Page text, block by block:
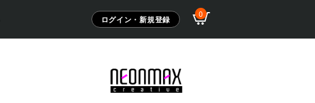
ログイン・新規登録
0